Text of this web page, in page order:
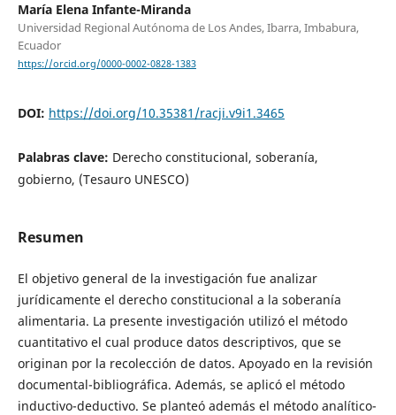
María Elena Infante-Miranda
Universidad Regional Autónoma de Los Andes, Ibarra, Imbabura,
Ecuador
https://orcid.org/0000-0002-0828-1383
DOI: https://doi.org/10.35381/racji.v9i1.3465
Palabras clave: Derecho constitucional, soberanía,
gobierno, (Tesauro UNESCO)
Resumen
El objetivo general de la investigación fue analizar
jurídicamente el derecho constitucional a la soberanía
alimentaria. La presente investigación utilizó el método
cuantitativo el cual produce datos descriptivos, que se
originan por la recolección de datos. Apoyado en la revisión
documental-bibliográfica. Además, se aplicó el método
inductivo-deductivo. Se planteó además el método analítico-